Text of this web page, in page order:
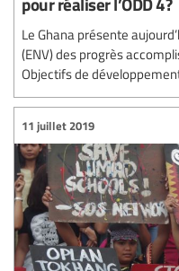
Le Ghana présente
(ENV) des progrès
Objectifs de
11 juillet 2019